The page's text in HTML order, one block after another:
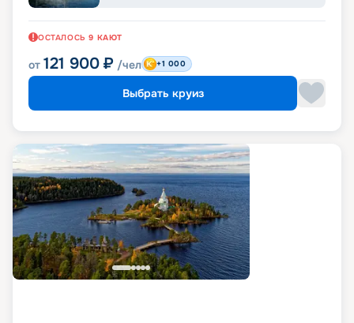
ОСТАЛОСЬ 9 КАЮТ
от 121 900 ₽ /чел +1 000
Выбрать круиз